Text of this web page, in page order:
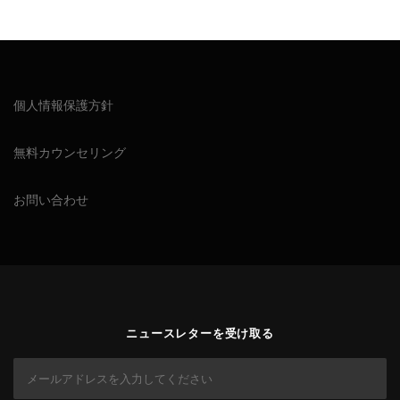
個人情報保護方針
無料カウンセリング
お問い合わせ
ニュースレターを受け取る